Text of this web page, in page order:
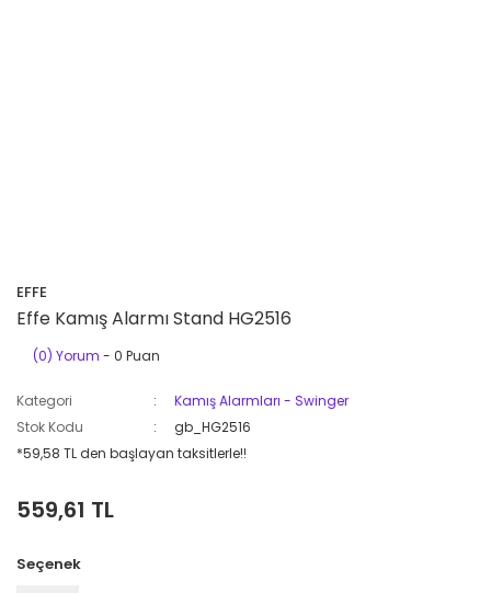
EFFE
Effe Kamış Alarmı Stand HG2516
(0) Yorum - 0 Puan
Kategori
Kamış Alarmları - Swinger
Stok Kodu
gb_HG2516
*59,58 TL den başlayan taksitlerle!!
559,61 TL
Seçenek